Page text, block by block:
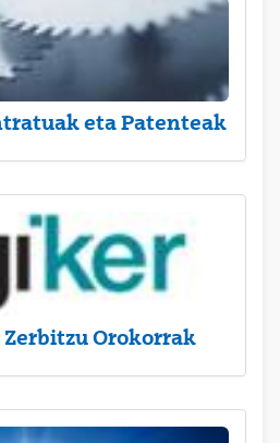
eta Patenteak
Orokorrak